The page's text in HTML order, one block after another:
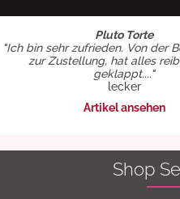
Pluto Torte
"Ich bin sehr zufrieden. Von der
zur Zustellung, hat alles
geklappt...."
lecker
Artikel ansehen
Shop